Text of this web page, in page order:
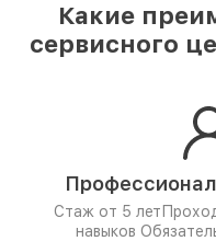
Какие
сервисного
Стаж от 5 лет
навыков